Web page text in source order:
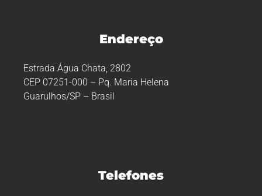
Endereço
Estrada Água Chata, 2802
CEP 07251-000 – Pq. Maria Helena
Guarulhos/SP – Brasil
Telefones